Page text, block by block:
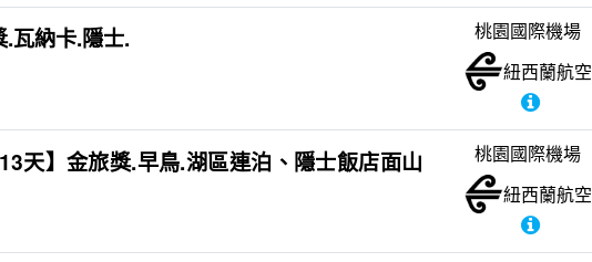
.瓦納卡.隱士.
桃園國際機場
紐西蘭航空
天】金旅獎.早鳥.湖區連泊、隱士飯店面山
桃園國際機場
紐西蘭航空